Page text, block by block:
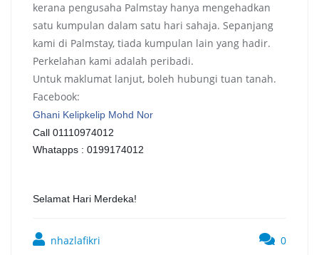
kerana pengusaha Palmstay hanya mengehadkan
satu kumpulan dalam satu hari sahaja. Sepanjang
kami di Palmstay, tiada kumpulan lain yang hadir.
Perkelahan kami adalah peribadi.
Untuk maklumat lanjut, boleh hubungi tuan tanah.
Facebook:
Ghani Kelipkelip Mohd Nor
Call 01110974012
Whatapps : 0199174012
Selamat Hari Merdeka!
nhazlafikri 0